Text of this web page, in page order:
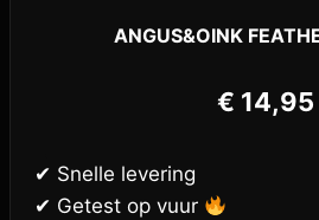
ANGUS&OINK
€ 14,95
✔ Snelle levering
✔ Getest op vuur